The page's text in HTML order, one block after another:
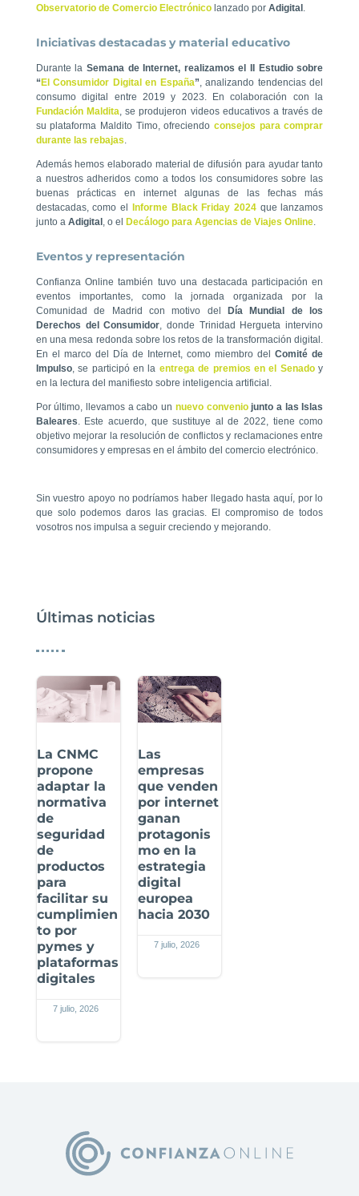
Observatorio de Comercio Electrónicolanzado por Adigital.
Iniciativas destacadas y material educativo
Durante la Semana de Internet, realizamos el II Estudio sobre
“El Consumidor Digital en España” , analizando tendencias del
consumo digital entre 2019 y 2023. En colaboración con la
Fundación Maldita , se produjeron videos educativos a través de
su plataforma Maldito Timo, ofreciendo consejos para comprar
durante las rebajas
Además hemos elaborado material de difusión para ayudar tanto
a nuestros adheridos como a todos los consumidores sobre las
buenas prácticas en internet algunas de las fechas más
destacadas, como el Informe Black Friday 2024que lanzamos
junto a Adigital, o el Decálogo para Agencias de Viajes Online.
Eventos y representación
Confianza Online también tuvo una destacada participación en
eventos importantes, como la jornada organizada por la
Comunidad de Madrid con motivo delDía Mundial de los
Derechos del Consumidor , donde Trinidad Hergueta intervino
en una mesa redonda sobre los retos de la transformación digital.
En el marco del Día de Internet, como miembro delComité de
Impulso, se participó en la entrega de premios en el Senadoy
en la lectura del manifiesto sobre inteligencia artificial.
Por último, llevamos a cabo un nuevo conveniojunto a las Islas
Baleares . Este acuerdo, que sustituye al de 2022, tiene como
objetivo mejorar la resolución de conflictos y reclamaciones entre
consumidores y empresas en el ámbito del comercio electrónico.
Sin vuestro apoyo no podríamos haber llegado hasta aquí, por lo
que solo podemos daros las gracias. El compromiso de todos
vosotros nos impulsa a seguir creciendo y mejorando.
Últimas noticias
La CNMC
propone
adaptar la
normativa
de
seguridad
de
productos
para
facilitar su
cumplimien
to por
pymes y
plataformas
digitales
7 julio, 2026
Las
empresas
que venden
por internet
ganan
protagonis
mo en la
estrategia
digital
europea
hacia 2030
7 julio, 2026